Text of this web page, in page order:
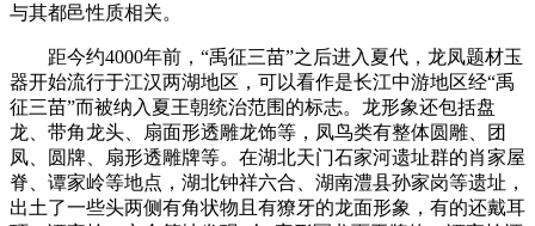
与其都邑性质相关。
距今约4000年前，“禹征三苗”之后进入夏代，龙凤题材玉
器开始流行于江汉两湖地区，可以看作是长江中游地区经“禹
征三苗”而被纳入夏王朝统治范围的标志。龙形象还包括盘
龙、带角龙头、扇面形透雕龙饰等，凤鸟类有整体圆雕、团
凤、圆牌、扇形透雕牌等。在湖北天门石家河遗址群的肖家屋
脊、谭家岭等地点，湖北钟祥六合、湖南澧县孙家岗等遗址，
出土了一些头两侧有角状物且有獠牙的龙面形象，有的还戴耳